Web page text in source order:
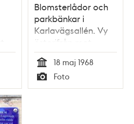
Blomsterlådor och
parkbänkar i
Karlavägsallén. Vy
österifrån mot
korsningen av
Sibyllegatan.
Pressbyråkiosk i
bakgrunden
Tid
18 maj 1968
Typ
Foto